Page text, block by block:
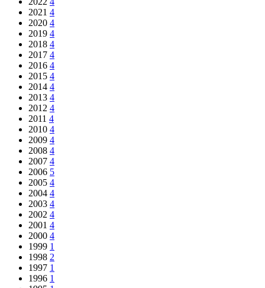
2021 4
2020 4
2019 4
2018 4
2017 4
2016 4
2015 4
2014 4
2013 4
2012 4
2011 4
2010 4
2009 4
2008 4
2007 4
2006 5
2005 4
2004 4
2003 4
2002 4
2001 4
2000 4
1999 1
1998 2
1997 1
1996 1